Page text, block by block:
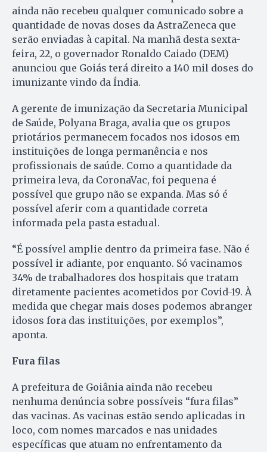
ainda não recebeu qualquer comunicado sobre a
quantidade de novas doses da AstraZeneca que
serão enviadas à capital. Na manhã desta sexta-
feira, 22, o governador Ronaldo Caiado (DEM)
anunciou que Goiás terá direito a 140 mil doses do
imunizante vindo da Índia.
A gerente de imunização da Secretaria Municipal
de Saúde, Polyana Braga, avalia que os grupos
priotários permanecem focados nos idosos em
instituições de longa permanência e nos
profissionais de saúde. Como a quantidade da
primeira leva, da CoronaVac, foi pequena é
possível que grupo não se expanda. Mas só é
possível aferir com a quantidade correta
informada pela pasta estadual.
“É possível amplie dentro da primeira fase. Não é
possível ir adiante, por enquanto. Só vacinamos
34% de trabalhadores dos hospitais que tratam
diretamente pacientes acometidos por Covid-19. À
medida que chegar mais doses podemos abranger
idosos fora das instituições, por exemplos”,
aponta.
Fura filas
A prefeitura de Goiânia ainda não recebeu
nenhuma denúncia sobre possíveis “fura filas”
das vacinas. As vacinas estão sendo aplicadas in
loco, com nomes marcados e nas unidades
específicas que atuam no enfrentamento da